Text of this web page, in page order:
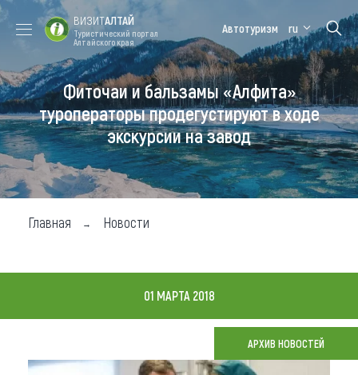
Форум VISIT
ALTAI
Цветение
маральника
Медицинский
форум
Алтайская
зимовка
Туры
Где побывать
Чем заняться
Карта
ВИЗИТАЛТАЙ
Туристический портал
Алтайского края
Автотуризм ru
Фиточаи и бальзамы «Алфита»
туроператоры продегустируют в ходе
экскурсии на завод
Главная Новости
01 МАРТА 2018
АРХИВ НОВОСТЕЙ